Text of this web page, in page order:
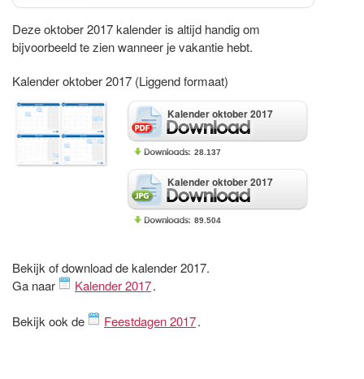
Deze oktober 2017 kalender is altijd handig om
bijvoorbeeld te zien wanneer je vakantie hebt.
Kalender oktober 2017 (Liggend formaat)
Kalender oktober 2017
28.137
Kalender oktober 2017
89.504
Bekijk of download de kalender 2017.
Ga naar
Kalender 2017.
Bekijk ook de Feestdagen 2017.